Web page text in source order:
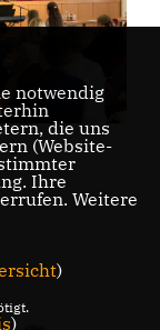
notwendig
die uns
(Website-
Ihre
Weitere
)
)